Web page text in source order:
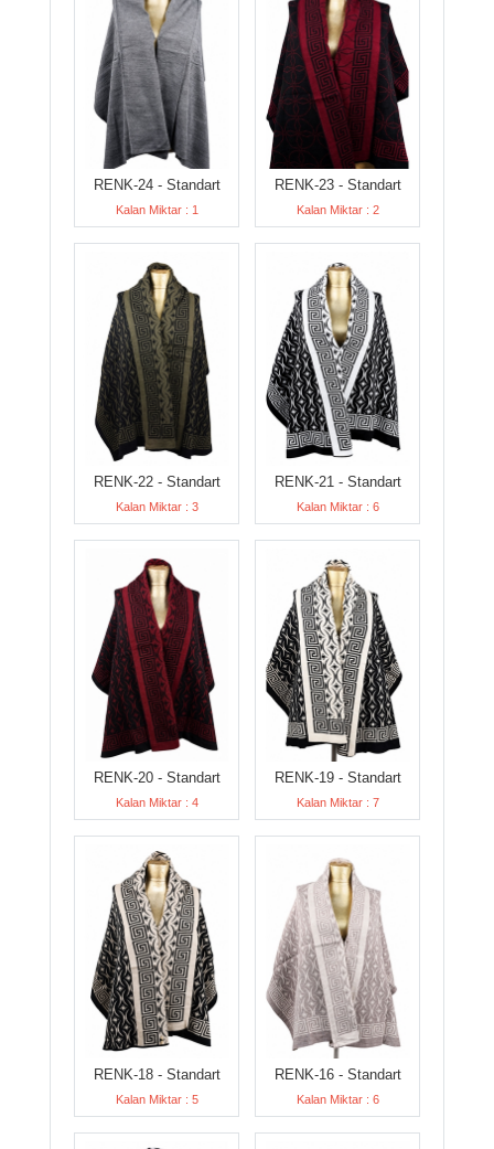
RENK-24 - Standart
Kalan Miktar : 1
RENK-23 - Standart
Kalan Miktar : 2
RENK-22 - Standart
Kalan Miktar : 3
RENK-21 - Standart
Kalan Miktar : 6
RENK-20 - Standart
Kalan Miktar : 4
RENK-19 - Standart
Kalan Miktar : 7
RENK-18 - Standart
Kalan Miktar : 5
RENK-16 - Standart
Kalan Miktar : 6